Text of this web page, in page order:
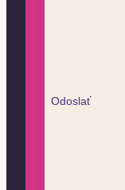
Odoslať